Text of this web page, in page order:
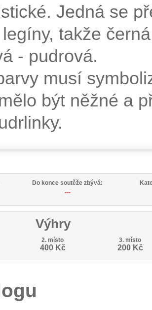
Jedná se
takže
- pudrová.
musí
být něžné a
Do konce soutěže zbývá:
---
Výhry
2. místo
400 Kč
3. místo
200 Kč